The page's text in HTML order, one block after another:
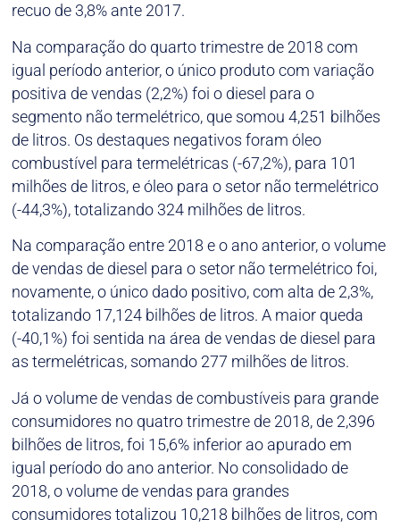
recuo de 3,8% ante 2017.
Na comparação do quarto trimestre de 2018 com
igual período anterior, o único produto com variação
positiva de vendas (2,2%) foi o diesel para o
segmento não termelétrico, que somou 4,251 bilhões
de litros. Os destaques negativos foram óleo
combustível para termelétricas (-67,2%), para 101
milhões de litros, e óleo para o setor não termelétrico
(-44,3%), totalizando 324 milhões de litros.
Na comparação entre 2018 e o ano anterior, o volume
de vendas de diesel para o setor não termelétrico foi,
novamente, o único dado positivo, com alta de 2,3%,
totalizando 17,124 bilhões de litros. A maior queda
(-40,1%) foi sentida na área de vendas de diesel para
as termelétricas, somando 277 milhões de litros.
Já o volume de vendas de combustíveis para grande
consumidores no quatro trimestre de 2018, de 2,396
bilhões de litros, foi 15,6% inferior ao apurado em
igual período do ano anterior. No consolidado de
2018, o volume de vendas para grandes
consumidores totalizou 10,218 bilhões de litros, com